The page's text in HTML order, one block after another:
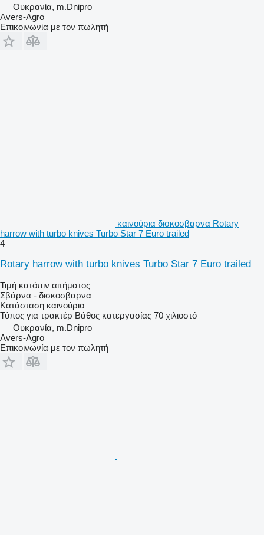
Ουκρανία, m.Dnipro
Avers-Agro
Επικοινωνία με τον πωλητή
καινούρια δισκοσβαρνα Rotary
harrow with turbo knives Turbo Star 7 Euro trailed
4
Rotary harrow with turbo knives Turbo Star 7 Euro trailed
Τιμή κατόπιν αιτήματος
Σβάρνα - δισκοσβαρνα
Κατάσταση καινούριο
Τύπος για τρακτέρ Βάθος κατεργασίας 70 χιλιοστό
Ουκρανία, m.Dnipro
Avers-Agro
Επικοινωνία με τον πωλητή